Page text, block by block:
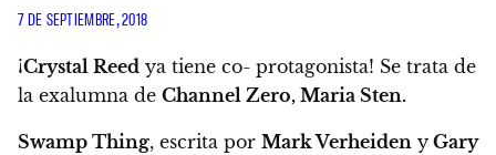
7 DE SEPTIEMBRE, 2018
¡Crystal Reed ya tiene co- protagonista! Se trata de
la exalumna de Channel Zero, Maria Sten.
Swamp Thing, escrita por Mark Verheiden y Gary